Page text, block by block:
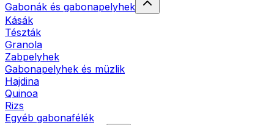
Gabonák és gabonapelyhek
Kásák
Tészták
Granola
Zabpelyhek
Gabonapelyhek és müzlik
Hajdina
Quinoa
Rizs
Egyéb gabonafélék